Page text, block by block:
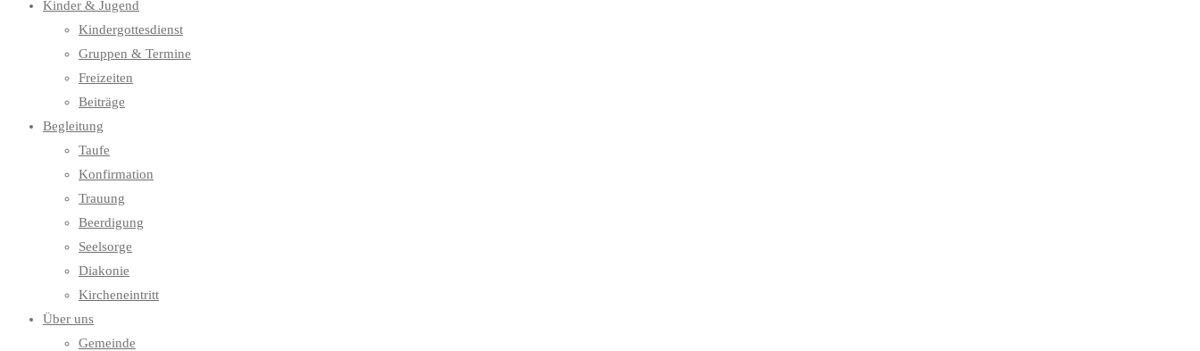
Kinder & Jugend
Kindergottesdienst
Gruppen & Termine
Freizeiten
Beiträge
Begleitung
Taufe
Konfirmation
Trauung
Beerdigung
Seelsorge
Diakonie
Kircheneintritt
Über uns
Gemeinde